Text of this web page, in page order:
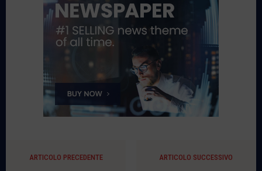
ARTICOLO PRECEDENTE ARTICOLO SUCCESSIVO